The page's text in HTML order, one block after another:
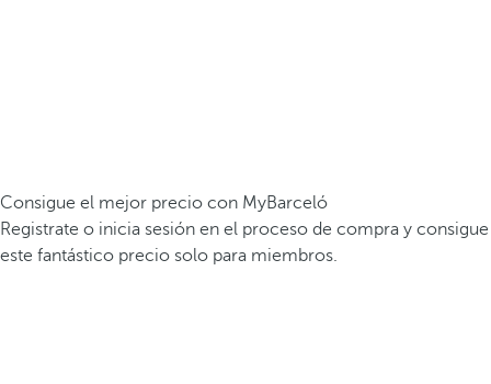
Consigue el mejor precio con MyBarceló
Registrate o inicia sesión en el proceso de compra y consigue
este fantástico precio solo para miembros.